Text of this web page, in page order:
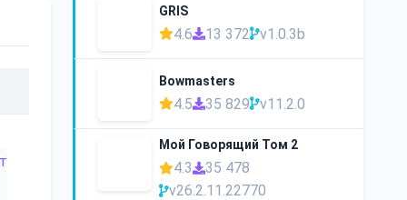
GRIS
4.6 13 372 v1.0.3b
Bowmasters
4.5 35 829 v11.2.0
Мой Говорящий Том 2
4.3
35 478
v26.2.11.22770